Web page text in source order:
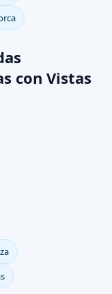
con Vistas